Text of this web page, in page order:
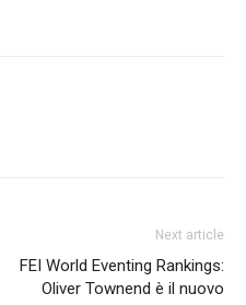
Next article
FEI World Eventing Rankings:
Oliver Townend è il nuovo